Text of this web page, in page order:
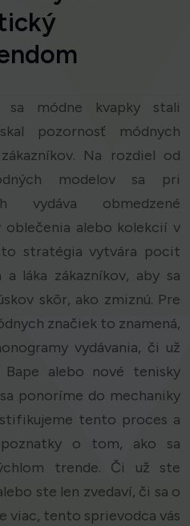
sa módne kvapky stali
pozornosť módnych
Na rozdiel od
modelov sa pri
vydáva obmedzené
oblečenia alebo kolekcií v
stratégia vytvára pocit
a láka zákazníkov, aby sa
skôr, ako zmiznú. Pre
značiek to znamená,
vydávania, či už
alebo nové tenisky
ponoríme do mechaniky
tento proces a
o tom, ako sa
trende. Či už ste
ste len zvedaví, či sa o
viac, tento sprievodca vás